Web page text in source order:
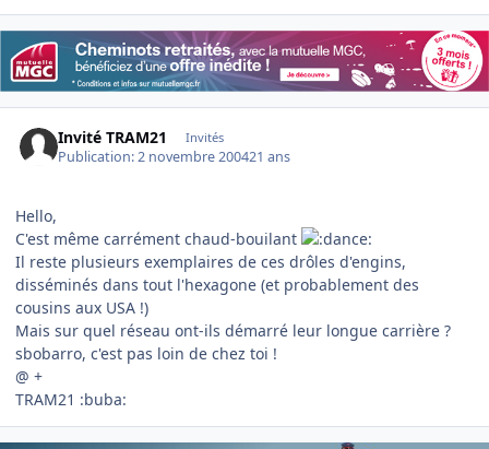
Invité TRAM21 Invités
Publication:2 novembre 200421 ans
Hello,
C'est même carrément chaud-bouilant
Il reste plusieurs exemplaires de ces drôles d'engins,
disséminés dans tout l'hexagone (et probablement des
cousins aux USA !)
Mais sur quel réseau ont-ils démarré leur longue carrière ?
sbobarro, c'est pas loin de chez toi !
@ +
TRAM21 :buba: